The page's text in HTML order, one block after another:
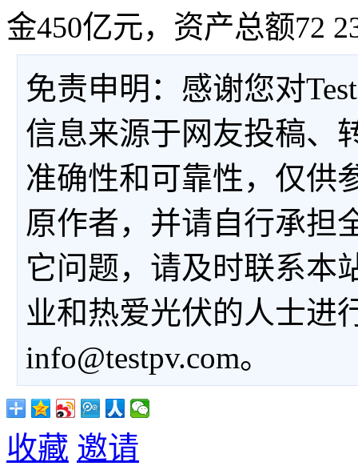
金450亿元，资产总额72
免责申明：感谢您对
信息来源于网友投稿、
准确性和可靠性，仅供
原作者，并请自行承担
它问题，请及时联系本
业和热爱光伏的人士进
info@testpv.com。
收藏 邀请